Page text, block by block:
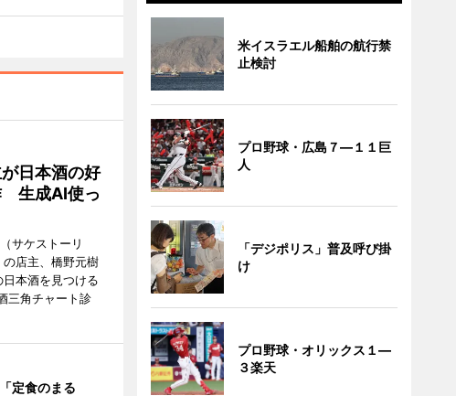
日本酒の好
生成AI使っ
サケストーリ
店主、橋野元樹
本酒を見つける
三角チャート診
定食のまる
米イスラエル船舶の航行禁
止検討
プロ野球・広島７―１１巨
人
「デジポリス」普及呼び掛
け
プロ野球・オリックス１―
３楽天